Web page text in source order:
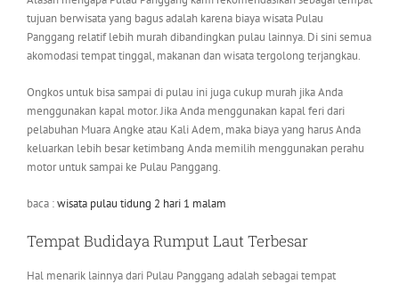
tujuan berwisata yang bagus adalah karena biaya wisata Pulau
Panggang relatif lebih murah dibandingkan pulau lainnya. Di sini semua
akomodasi tempat tinggal, makanan dan wisata tergolong terjangkau.
Ongkos untuk bisa sampai di pulau ini juga cukup murah jika Anda
menggunakan kapal motor. Jika Anda menggunakan kapal feri dari
pelabuhan Muara Angke atau Kali Adem, maka biaya yang harus Anda
keluarkan lebih besar ketimbang Anda memilih menggunakan perahu
motor untuk sampai ke Pulau Panggang.
baca :wisata pulau tidung 2 hari 1 malam
Tempat Budidaya Rumput Laut Terbesar
Hal menarik lainnya dari Pulau Panggang adalah sebagai tempat